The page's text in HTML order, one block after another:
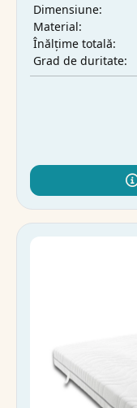
Dimensiune:
Material:
Înălțime totală:
Grad de duritate: